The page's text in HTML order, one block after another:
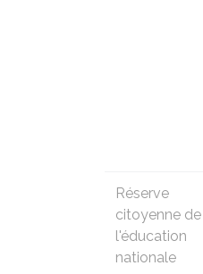
Réserve
citoyenne de
l'éducation
nationale